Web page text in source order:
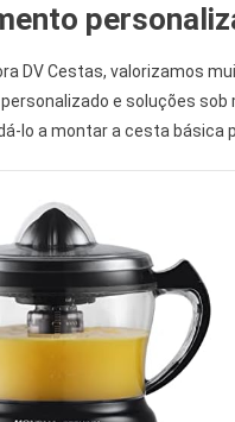
DV Cestas, valorizamos
e soluções sob
lo a montar a cesta básica